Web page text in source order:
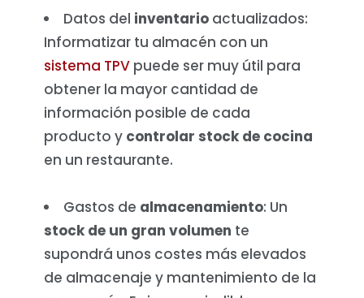
Datos del inventarioactualizados:
Informatizar tu almacén con un
sistema TPVpuede ser muy útil para
obtener la mayor cantidad de
información posible de cada
producto y controlar stock de cocina
en un restaurante.
Gastos de almacenamiento: Un
stock de un gran volumen te
supondrá unos costes más elevados
de almacenaje y mantenimiento de la